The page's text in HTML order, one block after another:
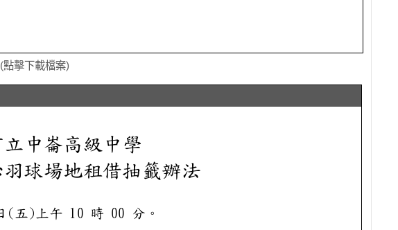
(點擊下載檔案)